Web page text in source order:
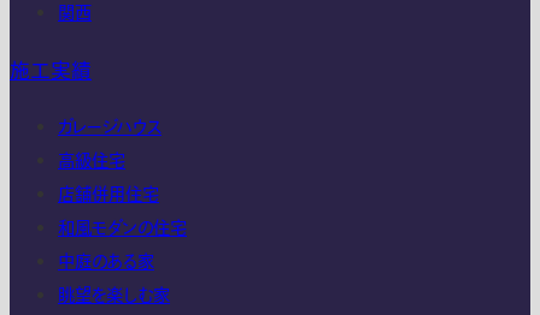
関西
施工実績
ガレージハウス
高級住宅
店舗併用住宅
和風モダンの住宅
中庭のある家
眺望を楽しむ家